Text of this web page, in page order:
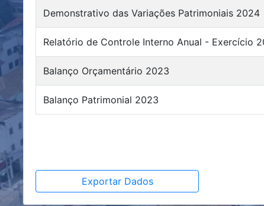
Demonstrativo das Variações Patrimoniais 2024
Relatório de Controle Interno Anual - Exercício
Balanço Orçamentário 2023
Balanço Patrimonial 2023
Exportar Dados